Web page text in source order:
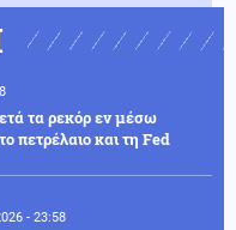
τα ρεκόρ εν μέσω
πετρέλαιο και τη Fed
- 23:58